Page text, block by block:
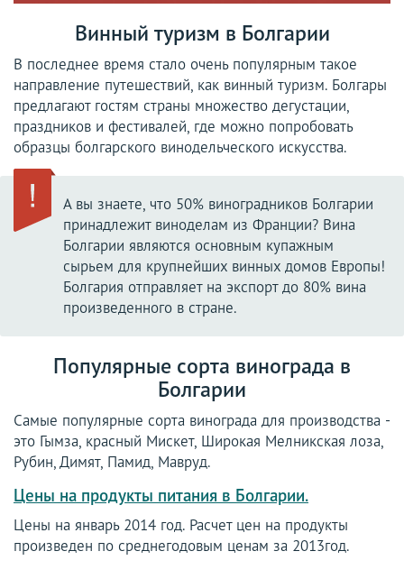
Винный туризм в Болгарии
В последнее время стало очень популярным такое
направление путешествий, как винный туризм. Болгары
предлагают гостям страны множество дегустации,
праздников и фестивалей, где можно попробовать
образцы болгарского винодельческого искусства.
А вы знаете, что 50% виноградников Болгарии
принадлежит виноделам из Франции? Вина
Болгарии являются основным купажным
сырьем для крупнейших винных домов Европы!
Болгария отправляет на экспорт до 80% вина
произведенного в стране.
Популярные сорта винограда в
Болгарии
Самые популярные сорта винограда для производства -
это Гымза, красный Мискет, Широкая Мелникская лоза,
Рубин, Димят, Памид, Мавруд.
Цены на продукты питания в Болгарии.
Цены на январь 2014 год. Расчет цен на продукты
произведен по среднегодовым ценам за 2013год.